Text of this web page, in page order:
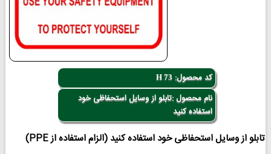
کد محصول: H 73
نام محصول :تابلو از وسایل استحفاظی خود
استفاده کنید
تابلو از وسایل استحفاظی خود استفاده کنید (الزام استفاده از PPE)